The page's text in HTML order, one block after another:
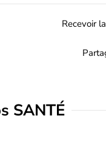
Recevoir
SANTÉ